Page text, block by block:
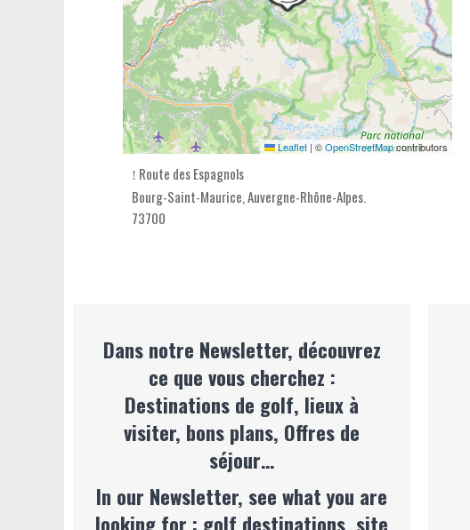
Leaflet |©OpenStreetMapcontributors
Route des Espagnols
Bourg-Saint-Maurice,Auvergne-Rhône-Alpes.
73700
Dans notre Newsletter, découvrez
ce que vous cherchez :
Destinations de golf, lieux à
visiter, bons plans, Offres de
séjour…
In our Newsletter, see what you are
looking for : golf destinations, site